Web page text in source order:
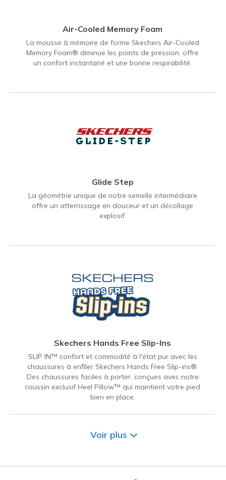
Air-Cooled Memory Foam
La mousse à mémoire de forme Skechers Air-Cooled
Memory Foam® diminue les points de pression, offre
un confort instantané et une bonne respirabilité.
Glide Step
La géométrie unique de notre semelle intermédiaire
offre un atterrissage en douceur et un décollage
explosif.
Skechers Hands Free Slip-Ins
SLIP IN™ confort et commodité à l'état pur avec les
chaussures à enfiler Skechers Hands Free Slip-ins®.
Des chaussures faciles à porter, conçues avec notre
coussin exclusif Heel Pillow™ qui maintient votre pied
bien en place.
Voir plus